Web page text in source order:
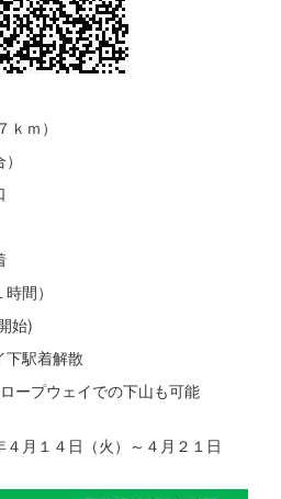
ｍ）
）
始)
駅着解散
ープウェイでの下山も可能
１４日（火）～４月２１日